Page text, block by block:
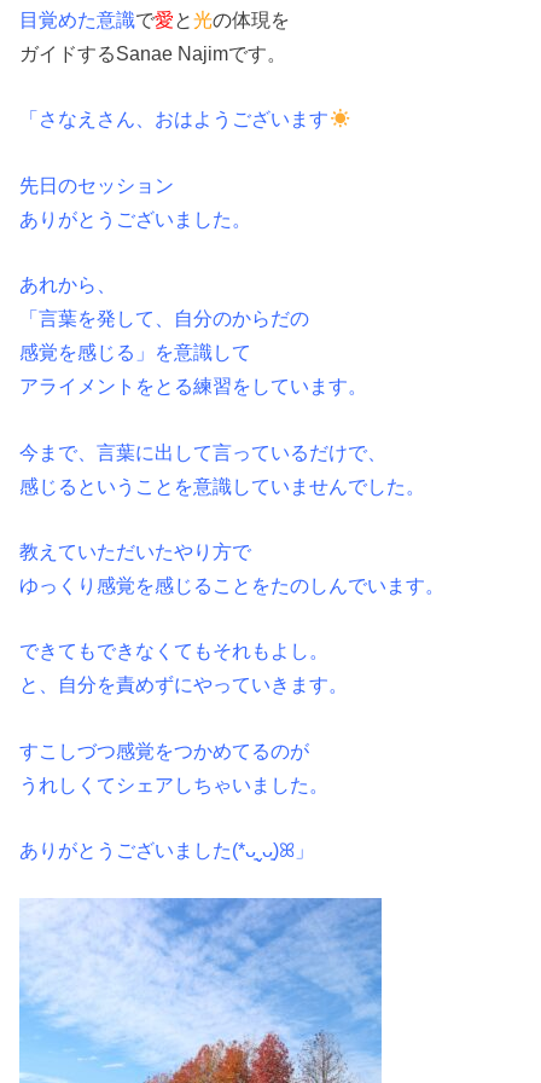
目覚めた意識で愛と光の体現を
ガイドするSanae Najimです。
「さなえさん、おはようございます
先日のセッション
ありがとうございました。
あれから、
「言葉を発して、自分のからだの
感覚を感じる」を意識して
アライメントをとる練習をしています。
今まで、言葉に出して言っているだけで、
感じるということを意識していませんでした。
教えていただいたやり方で
ゆっくり感覚を感じることをたのしんでいます。
できてもできなくてもそれもよし。
と、自分を責めずにやっていきます。
すこしづつ感覚をつかめてるのが
うれしくてシェアしちゃいました。
ありがとうございました(*ᴗ͈ˬᴗ͈)ꕤ」